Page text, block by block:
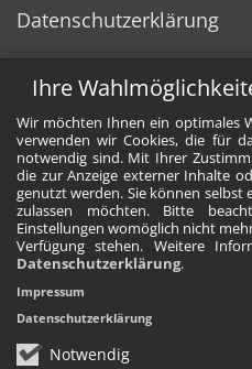
Ihre
Wir möchten Ihnen ein optimales
verwenden wir Cookies, die für
notwendig sind. Mit Ihrer
die zur Anzeige externer Inhalte
genutzt werden. Sie können selbst
zulassen möchten. Bitte
Einstellungen womöglich nicht
Verfügung stehen. Weitere
Datenschutzerklärung.
Notwendig
Impressum
Datenschutzerklärung
Datenschutzerklärung